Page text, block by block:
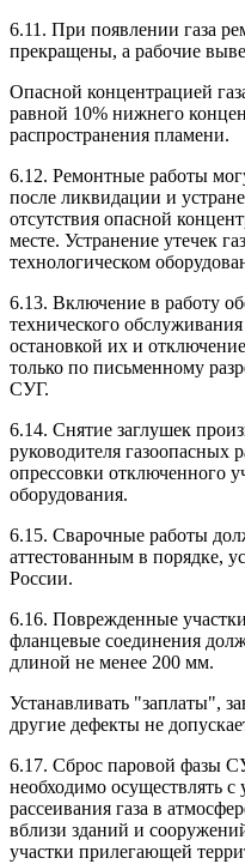
6.11. При появлении газа
прекращены, а рабочие
Опасной концентрацией
равной 10% нижнего
распространения пламени.
6.12. Ремонтные работы
после ликвидации и
отсутствия опасной
месте. Устранение утечек
технологическом
6.13. Включение в работу
технического
остановкой их и
только по письменному
СУГ.
6.14. Снятие заглушек
руководителя газоопасных
опрессовки отключенного
оборудования.
6.15. Сварочные работы
аттестованным в порядке,
России.
6.16. Поврежденные
фланцевые соединения
длиной не менее 200 мм.
Устанавливать "заплаты",
другие дефекты не
6.17. Сброс паровой фазы
необходимо осуществлять
рассеивания газа в
вблизи зданий и
участки прилегающей